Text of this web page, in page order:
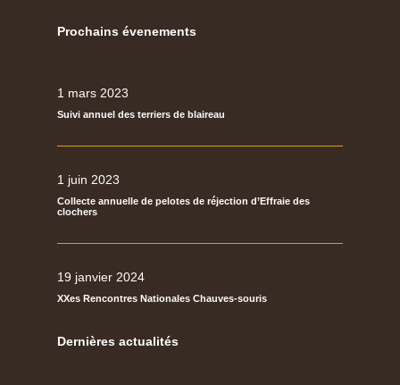
Prochains évenements
1 mars 2023
Suivi annuel des terriers de blaireau
1 juin 2023
Collecte annuelle de pelotes de réjection d’Effraie des
clochers
19 janvier 2024
XXes Rencontres Nationales Chauves-souris
Dernières actualités